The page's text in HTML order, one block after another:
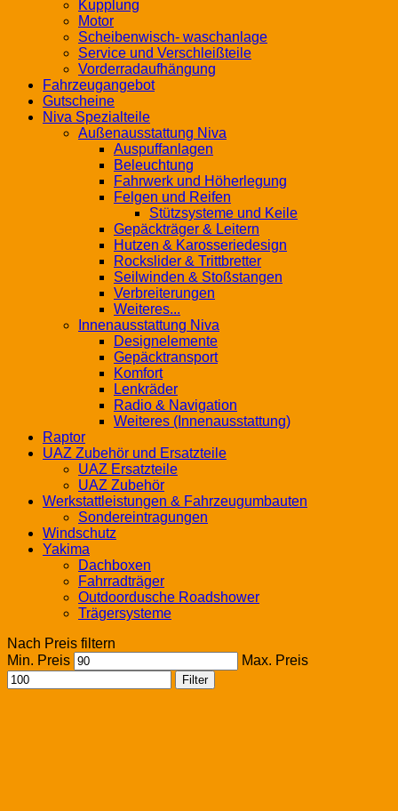
Kupplung
Motor
Scheibenwisch- waschanlage
Service und Verschleißteile
Vorderradaufhängung
Fahrzeugangebot
Gutscheine
Niva Spezialteile
Außenausstattung Niva
Auspuffanlagen
Beleuchtung
Fahrwerk und Höherlegung
Felgen und Reifen
Stützsysteme und Keile
Gepäckträger & Leitern
Hutzen & Karosseriedesign
Rockslider & Trittbretter
Seilwinden & Stoßstangen
Verbreiterungen
Weiteres...
Innenausstattung Niva
Designelemente
Gepäcktransport
Komfort
Lenkräder
Radio & Navigation
Weiteres (Innenausstattung)
Raptor
UAZ Zubehör und Ersatzteile
UAZ Ersatzteile
UAZ Zubehör
Werkstattleistungen & Fahrzeugumbauten
Sondereintragungen
Windschutz
Yakima
Dachboxen
Fahrradträger
Outdoordusche Roadshower
Trägersysteme
Nach Preis filtern
Min. Preis
Max. Preis
Filter